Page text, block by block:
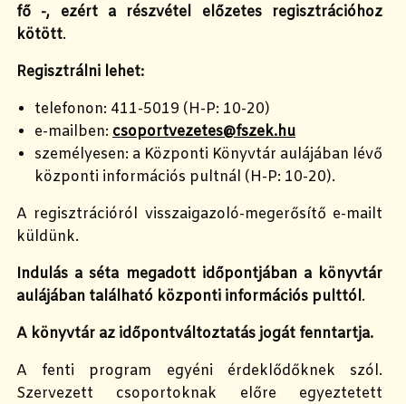
fő -, ezért a részvétel előzetes regisztrációhoz
kötött.
Regisztrálni lehet:
telefonon: 411-5019 (H-P: 10-20)
e-mailben: csoportvezetes@fszek.hu
személyesen: a Központi Könyvtár aulájában lévő
központi információs pultnál (H-P: 10-20).
A regisztrációról visszaigazoló-megerősítő e-mailt
küldünk.
Indulás a séta megadott időpontjában a könyvtár
aulájában található központi információs pulttól.
A könyvtár az időpontváltoztatás jogát fenntartja.
A fenti program egyéni érdeklődőknek szól.
Szervezett csoportoknak előre egyeztetett